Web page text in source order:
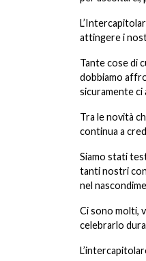
attingere i
Tante cose di
dobbiamo
sicuramente ci
Tra le novità
continua a
Siamo stati
tanti nostri
nel
Ci sono molti,
celebrarlo